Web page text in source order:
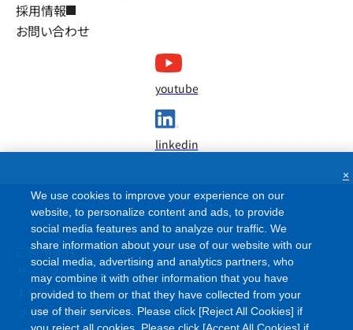
採用情報
お問い合わせ
youtube
linkedin
ご利用条件
サイトマップ
よくあるご質問
プライバシーポリシー
We use cookies to improve your experience on our
website, to personalize content and ads, to provide
social media features and to analyze our traffic. We
share information about your use of our website with our
social media, advertising and analytics partners, who
may combine it with other information that you have
provided to them or that they have collected from your
use of their services. Please click [Reject All Cookies] if
×